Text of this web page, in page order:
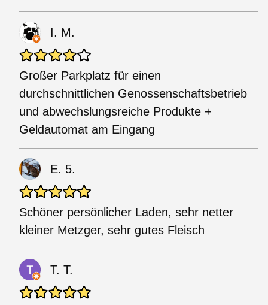
I. M.
Großer Parkplatz für einen
durchschnittlichen Genossenschaftsbetrieb
und abwechslungsreiche Produkte +
Geldautomat am Eingang
E. 5.
Schöner persönlicher Laden, sehr netter
kleiner Metzger, sehr gutes Fleisch
T. T.